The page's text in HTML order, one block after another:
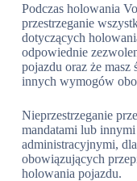
Podczas holowania
przestrzeganie
dotyczących
odpowiednie
pojazdu oraz że masz
innych wymogów
Nieprzestrzeganie
mandatami lub
administracyjnymi,
obowiązujących
holowania pojazdu.